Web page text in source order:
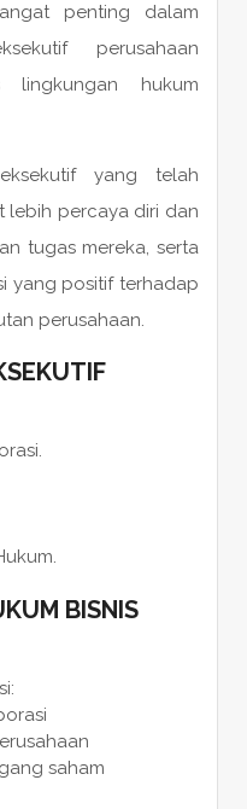
penting dalam
perusahaan
lingkungan hukum
yang telah
lebih percaya diri dan
tugas mereka, serta
yang positif terhadap
perusahaan.
BISNIS
saham